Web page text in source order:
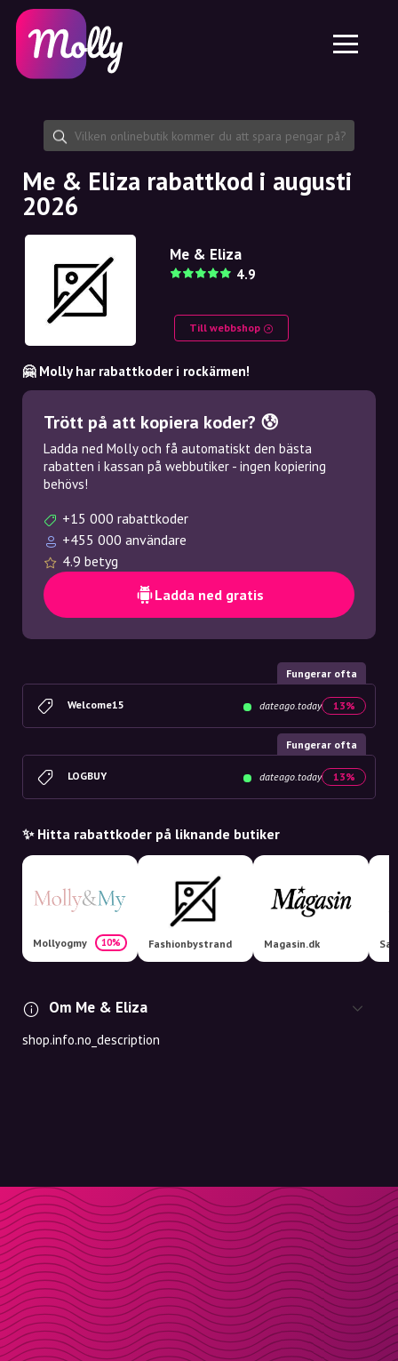
Hudvård
Hårvård
Dela rabattkod
Funktioner
Jobb
Om oss
Samarbete
Plattform
Molly till iPhone och iPad
Molly till Android
SE
EN
SE
NO
NL
Me & Eliza rabattkod i augusti
2026
Me & Eliza
4.9
Till webbshop
🤗 Molly har rabattkoder i rockärmen!
Trött på att kopiera koder? 😰
Ladda ned Molly och få automatiskt den bästa
rabatten i kassan på webbutiker - ingen kopiering
behövs!
+15 000 rabattkoder
+455 000 användare
4.9 betyg
Ladda ned gratis
Fungerar ofta
Welcome15 dateago.today 13%
Fungerar ofta
LOGBUY dateago.today 13%
✨ Hitta rabattkoder på liknande butiker
Mollyogmy 10% Fashionbystrand Magasin.dk
Om Me & Eliza
shop.info.no_description